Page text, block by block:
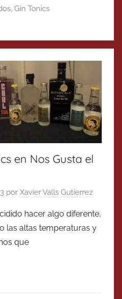
, Gin Tonics
en Nos Gusta el
por Xavier Valls Gutierrez
hacer algo diferente,
las altas temperaturas y
que